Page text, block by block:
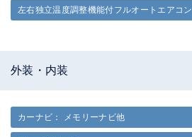
左右独立温度調整機能付フルオートエアコン
外装・内装
カーナビ： メモリーナビ他